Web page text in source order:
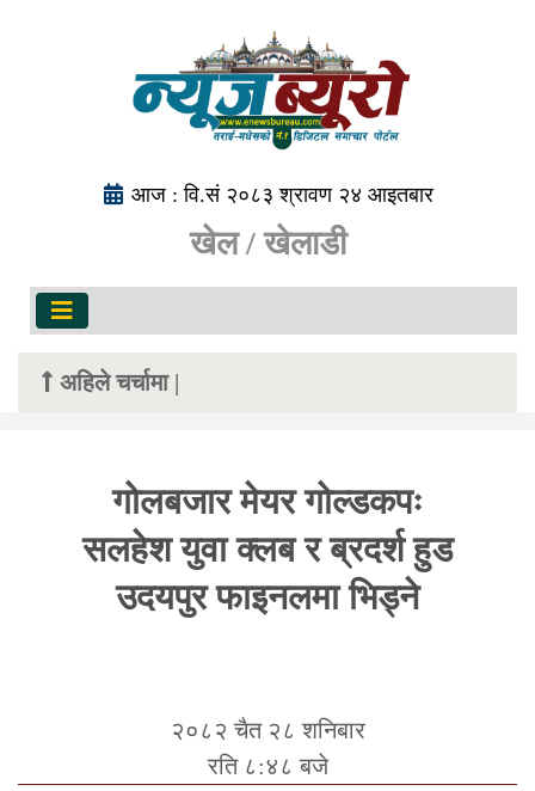
आज : वि.सं २०८३ श्रावण २४ आइतबार
खेल / खेलाडी
अहिले चर्चामा |
गोलबजार मेयर गोल्डकपः
सलहेश युवा क्लब र ब्रदर्श हुड
उदयपुर फाइनलमा भिड्ने
२०८२ चैत २८ शनिबार
रति ८:४८ बजे